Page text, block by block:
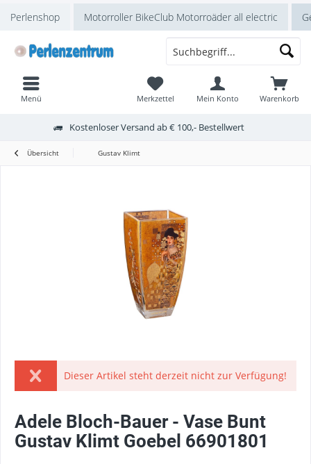
Perlenshop Motorroller BikeClub Motorroäder all electric
Kostenloser Versand ab € 100,- Bestellwert
Warenkorb
Merkzettel Mein Konto
Menü
Übersicht Gustav Klimt
Dieser Artikel steht derzeit nicht zur Verfügung!
Adele Bloch-Bauer - Vase Bunt
Gustav Klimt Goebel 66901801